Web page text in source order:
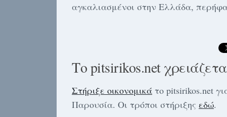
αγκαλιασμένοι στην Ελλάδα,
Το pitsirikos.net
Στήριξε οικονομικά το pitsirikos.net
Παρουσία. Οι τρόποι στήριξης εδώ.